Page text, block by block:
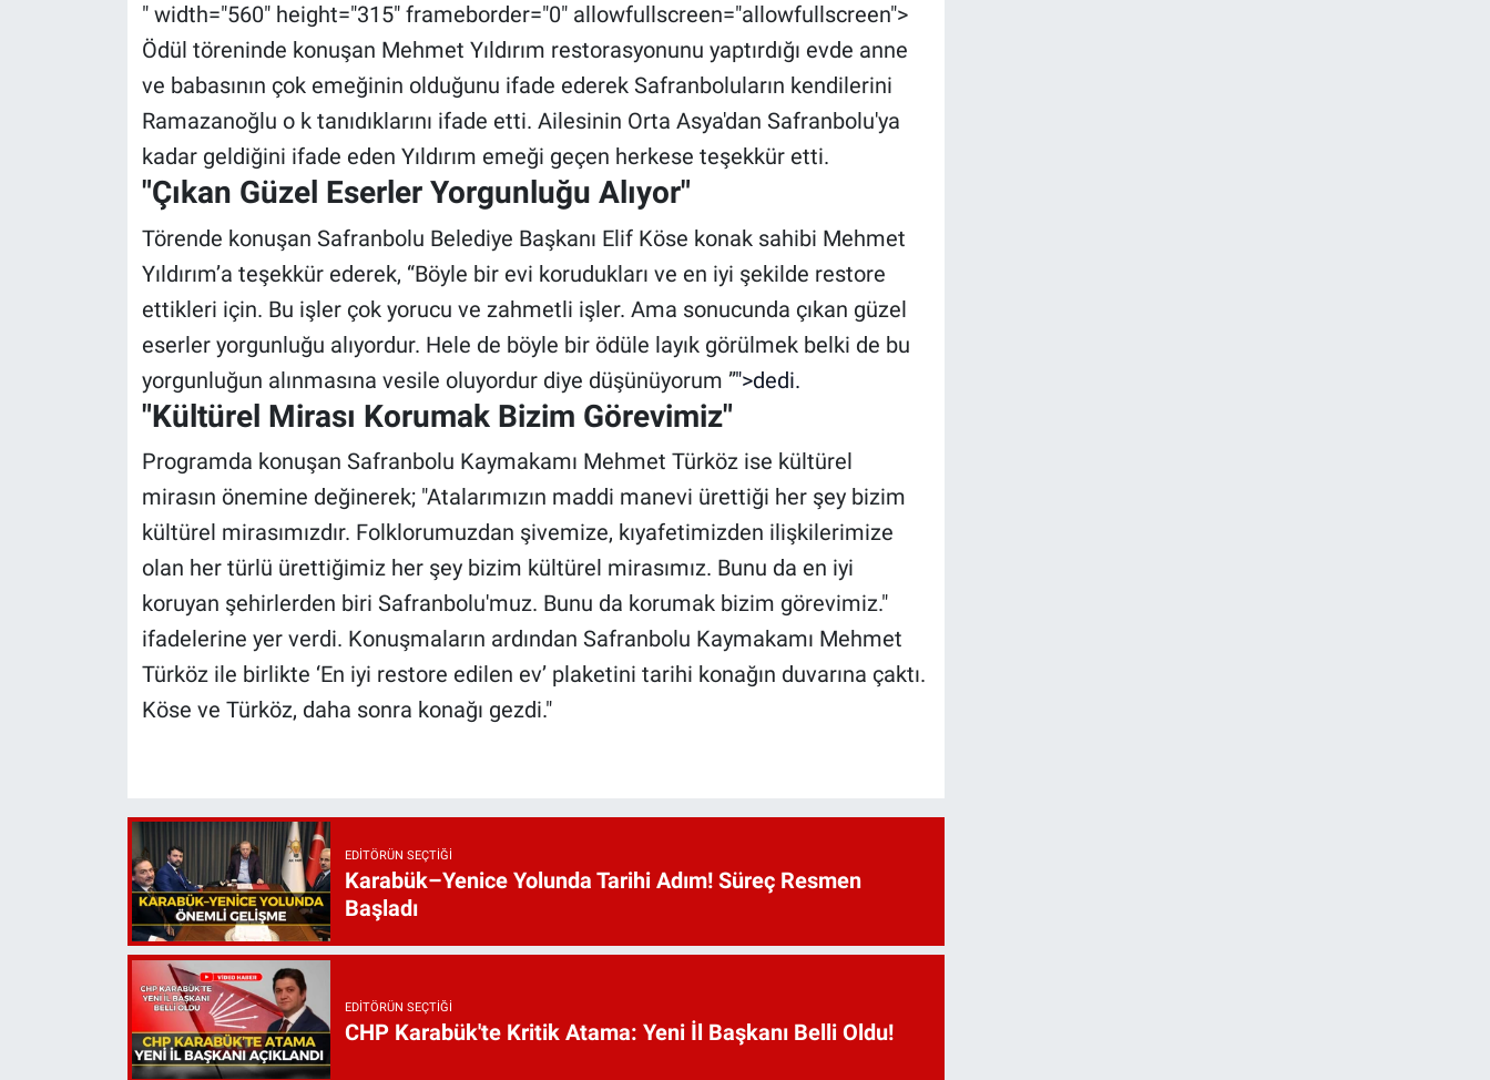
" width="560" height="315" frameborder="0" allowfullscreen="allowfullscreen">
Ödül töreninde konuşan Mehmet Yıldırım restorasyonunu yaptırdığı evde anne
ve babasının çok emeğinin olduğunu ifade ederek Safranboluların kendilerini
Ramazanoğlu o k tanıdıklarını ifade etti. Ailesinin Orta Asya'dan Safranbolu'ya
kadar geldiğini ifade eden Yıldırım emeği geçen herkese teşekkür etti.
"Çıkan Güzel Eserler Yorgunluğu Alıyor"
Törende konuşan Safranbolu Belediye Başkanı Elif Köse konak sahibi Mehmet
Yıldırım’a teşekkür ederek, “Böyle bir evi korudukları ve en iyi şekilde restore
ettikleri için. Bu işler çok yorucu ve zahmetli işler. Ama sonucunda çıkan güzel
eserler yorgunluğu alıyordur. Hele de böyle bir ödüle layık görülmek belki de bu
yorgunluğun alınmasına vesile oluyordur diye düşünüyorum ”">dedi.
"Kültürel Mirası Korumak Bizim Görevimiz"
Programda konuşan Safranbolu Kaymakamı Mehmet Türköz ise kültürel
mirasın önemine değinerek; "Atalarımızın maddi manevi ürettiği her şey bizim
kültürel mirasımızdır. Folklorumuzdan şivemize, kıyafetimizden ilişkilerimize
olan her türlü ürettiğimiz her şey bizim kültürel mirasımız. Bunu da en iyi
koruyan şehirlerden biri Safranbolu'muz. Bunu da korumak bizim görevimiz."
ifadelerine yer verdi. Konuşmaların ardından Safranbolu Kaymakamı Mehmet
Türköz ile birlikte ‘En iyi restore edilen ev’ plaketini tarihi konağın duvarına çaktı.
Köse ve Türköz, daha sonra konağı gezdi."
EDITÖRÜN SEÇTIĞI
Karabük–Yenice Yolunda Tarihi Adım! Süreç Resmen
Başladı
EDITÖRÜN SEÇTIĞI
CHP Karabük'te Kritik Atama: Yeni İl Başkanı Belli Oldu!